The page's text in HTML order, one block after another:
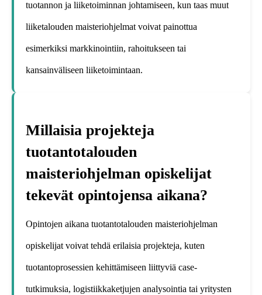
tuotannon ja liiketoiminnan johtamiseen, kun taas muut
liiketalouden maisteriohjelmat voivat painottua
esimerkiksi markkinointiin, rahoitukseen tai
kansainväliseen liiketoimintaan.
Millaisia projekteja
tuotantotalouden
maisteriohjelman opiskelijat
tekevät opintojensa aikana?
Opintojen aikana tuotantotalouden maisteriohjelman
opiskelijat voivat tehdä erilaisia projekteja, kuten
tuotantoprosessien kehittämiseen liittyviä case-
tutkimuksia, logistiikkaketjujen analysointia tai yritysten